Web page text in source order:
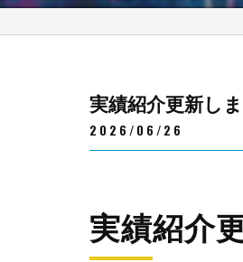
実績紹介更新し
2026/06/26
実績紹介